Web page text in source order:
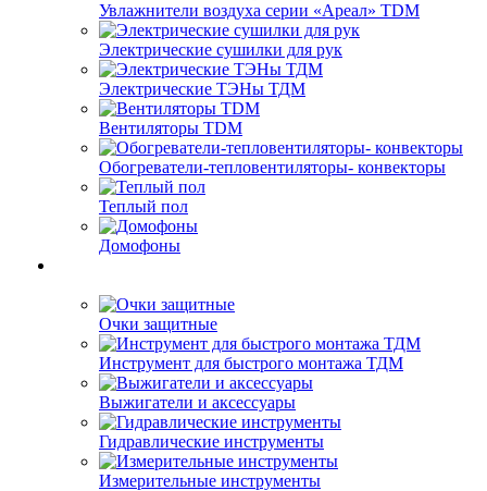
Увлажнители воздуха серии «Ареал» TDM
Электрические сушилки для рук
Электрические ТЭНы ТДМ
Вентиляторы TDM
Обогреватели-тепловентиляторы- конвекторы
Теплый пол
Домофоны
Очки защитные
Инструмент для быстрого монтажа ТДМ
Выжигатели и аксессуары
Гидравлические инструменты
Измерительные инструменты